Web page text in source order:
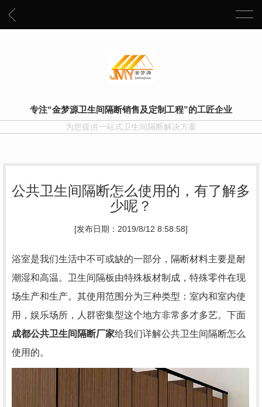
专注“金梦源卫生间隔断销售及定制工程”的工匠企业
为您提供一站式卫生间隔断解决方案
公共卫生间隔断怎么使用的，有了解多
少呢？
[发布日期：2019/8/12 8:58:58]
浴室是我们生活中不可或缺的一部分，隔断材料主要是耐
潮湿和高温。卫生间隔板由特殊板材制成，特殊零件在现
场生产和生产。其使用范围分为三种类型：室内和室内使
用，娱乐场所，人群密集型这个地方非常多才多艺。下面
成都公共卫生间隔断厂家给我们详解公共卫生间隔断怎么
使用的。